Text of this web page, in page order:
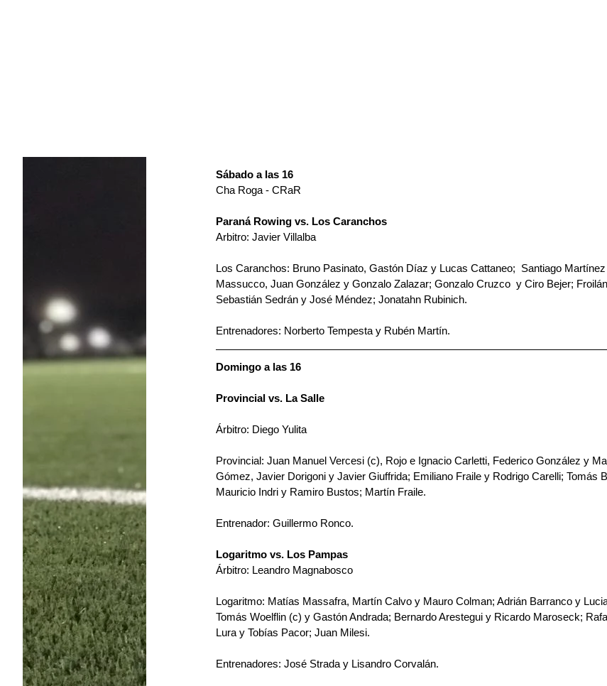
Sábado a las 16
Cha Roga - CRaR
Paraná Rowing vs. Los Caranchos
Arbitro: Javier Villalba
Los Caranchos: Bruno Pasinato, Gastón Díaz y Lucas Cattaneo;  Santiago
Massucco, Juan González y Gonzalo Zalazar; Gonzalo Cruzco  y Ciro Bejer;
Sebastián Sedrán y José Méndez; Jonatahn Rubinich.
Entrenadores: Norberto Tempesta y Rubén Martín.
Domingo a las 16
Provincial vs. La Salle
Árbitro: Diego Yulita
Provincial: Juan Manuel Vercesi (c), Rojo e Ignacio Carletti, Federico González y
Gómez, Javier Dorigoni y Javier Giuffrida; Emiliano Fraile y Rodrigo Carelli; Tomás
Mauricio Indri y Ramiro Bustos; Martín Fraile.
Entrenador: Guillermo Ronco.
Logaritmo vs. Los Pampas
Árbitro: Leandro Magnabosco
Logaritmo: Matías Massafra, Martín Calvo y Mauro Colman; Adrián Barranco y
Tomás Woelflin (c) y Gastón Andrada; Bernardo Arestegui y Ricardo Maroseck;
Lura y Tobías Pacor; Juan Milesi.
Entrenadores: José Strada y Lisandro Corvalán.